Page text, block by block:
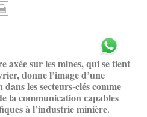
sur les mines, qui se tient
donne l’image d’une
les secteurs-clés comme
la communication capables
à l’industrie minière.